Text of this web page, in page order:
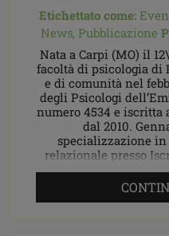
Etichettato come:
News, Pubblicazione
Nata a Carpi (MO) il
facoltà di psicologia
e di comunità nel
degli Psicologi
numero 4534 e iscritta
dal 2010.
specializzazione
relazionale presso